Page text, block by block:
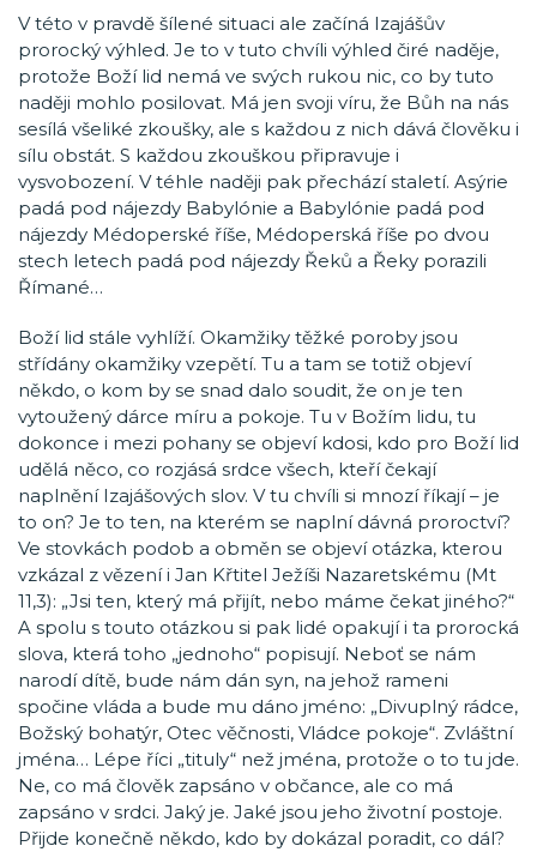
V této v pravdě šílené situaci ale začíná Izajášův
prorocký výhled. Je to v tuto chvíli výhled čiré naděje,
protože Boží lid nemá ve svých rukou nic, co by tuto
naději mohlo posilovat. Má jen svoji víru, že Bůh na nás
sesílá všeliké zkoušky, ale s každou z nich dává člověku i
sílu obstát. S každou zkouškou připravuje i
vysvobození. V téhle naději pak přechází staletí. Asýrie
padá pod nájezdy Babylónie a Babylónie padá pod
nájezdy Médoperské říše, Médoperská říše po dvou
stech letech padá pod nájezdy Řeků a Řeky porazili
Římané…
Boží lid stále vyhlíží. Okamžiky těžké poroby jsou
střídány okamžiky vzepětí. Tu a tam se totiž objeví
někdo, o kom by se snad dalo soudit, že on je ten
vytoužený dárce míru a pokoje. Tu v Božím lidu, tu
dokonce i mezi pohany se objeví kdosi, kdo pro Boží lid
udělá něco, co rozjásá srdce všech, kteří čekají
naplnění Izajášových slov. V tu chvíli si mnozí říkají – je
to on? Je to ten, na kterém se naplní dávná proroctví?
Ve stovkách podob a obměn se objeví otázka, kterou
vzkázal z vězení i Jan Křtitel Ježíši Nazaretskému (Mt
11,3): „Jsi ten, který má přijít, nebo máme čekat jiného?“
A spolu s touto otázkou si pak lidé opakují i ta prorocká
slova, která toho „jednoho“ popisují. Neboť se nám
narodí dítě, bude nám dán syn, na jehož rameni
spočine vláda a bude mu dáno jméno: „Divuplný rádce,
Božský bohatýr, Otec věčnosti, Vládce pokoje“. Zvláštní
jména… Lépe říci „tituly“ než jména, protože o to tu jde.
Ne, co má člověk zapsáno v občance, ale co má
zapsáno v srdci. Jaký je. Jaké jsou jeho životní postoje.
Přijde konečně někdo, kdo by dokázal poradit, co dál?